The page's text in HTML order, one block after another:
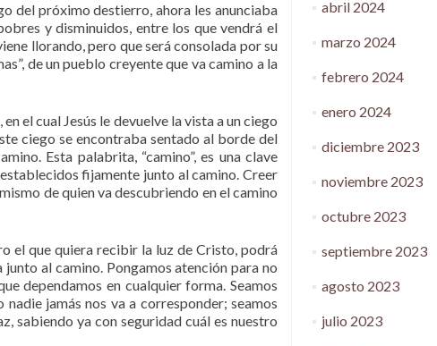
del próximo destierro, ahora les anunciaba
y disminuidos, entre los que vendrá el
llorando, pero que será consolada por su
de un pueblo creyente que va camino a la
el cual Jesús le devuelve la vista a un ciego
ciego se encontraba sentado al borde del
Esta palabrita, “camino”, es una clave
fijamente junto al camino. Creer
de quien va descubriendo en el camino
el que quiera recibir la luz de Cristo, podrá
al camino. Pongamos atención para no
dependamos en cualquier forma. Seamos
jamás nos va a corresponder; seamos
sabiendo ya con seguridad cuál es nuestro
abril 2024
marzo 2024
febrero 2024
enero 2024
diciembre 2023
noviembre 2023
octubre 2023
septiembre 2023
agosto 2023
julio 2023